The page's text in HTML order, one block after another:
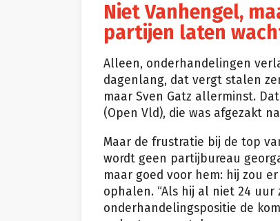
Niet Vanhengel,
partijen laten
Alleen, onderhandelingen
dagenlang, dat vergt stalen
maar Sven Gatz allerminst.
(Open Vld), die was afgezakt
Maar de frustratie bij de top
wordt geen partijbureau
maar goed voor hem: hij zou
ophalen. “Als hij al niet 24 uur
onderhandelingspositie de